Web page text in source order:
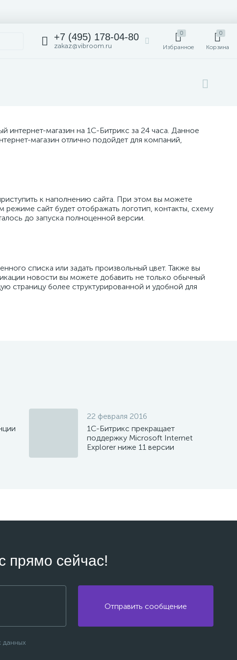
+7 (495) 178-04-80
zakaz@vibroom.ru
0
Избранное
0
Корзина
магазин на 1С-Битрикс за 24 часа. Данное
магазин отлично подойдет для компаний,
к наполнению сайта. При этом вы можете
сайт будет отображать логотип, контакты, схему
до запуска полноценной версии.
списка или задать произвольный цвет. Также вы
новости вы можете добавить не только обычный
страницу более структурированной и удобной для
22 февраля 2016
1С-Битрикс прекращает
поддержку Microsoft Internet
Explorer ниже 11 версии
прямо сейчас!
Отправить сообщение
данных